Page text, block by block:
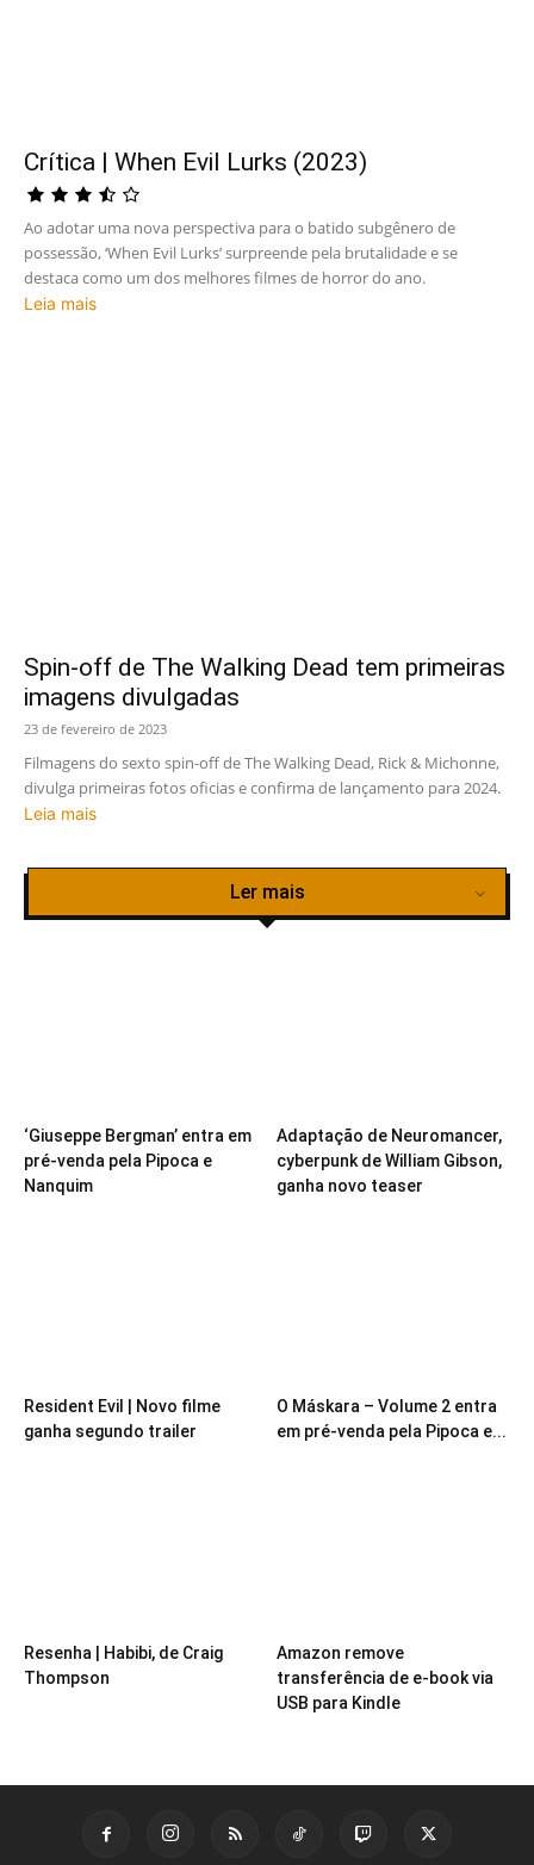
Crítica | When Evil Lurks (2023)
Ao adotar uma nova perspectiva para o batido subgênero de
possessão, ‘When Evil Lurks’ surpreende pela brutalidade e se
destaca como um dos melhores filmes de horror do ano.
Leia mais
Spin-off de The Walking Dead tem primeiras
imagens divulgadas
23 de fevereiro de 2023
Filmagens do sexto spin-off de The Walking Dead, Rick & Michonne,
divulga primeiras fotos oficias e confirma de lançamento para 2024.
Leia mais
Ler mais
‘Giuseppe Bergman’ entra em
pré-venda pela Pipoca e
Nanquim
Adaptação de Neuromancer,
cyberpunk de William Gibson,
ganha novo teaser
Resident Evil | Novo filme
ganha segundo trailer
O Máskara – Volume 2 entra
em pré-venda pela Pipoca e...
Resenha | Habibi, de Craig
Thompson
Amazon remove
transferência de e-book via
USB para Kindle